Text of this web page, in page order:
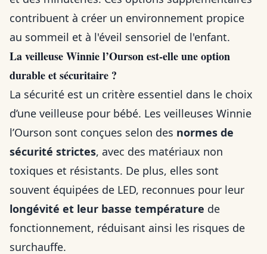
contribuent à créer un environnement propice
au sommeil et à l'éveil sensoriel de l'enfant.
La veilleuse Winnie l’Ourson est-elle une option
durable et sécuritaire ?
La sécurité est un critère essentiel dans le choix
d’une veilleuse pour bébé. Les veilleuses Winnie
l’Ourson sont conçues selon des normes de
sécurité strictes, avec des matériaux non
toxiques et résistants. De plus, elles sont
souvent équipées de LED, reconnues pour leur
longévité et leur basse température de
fonctionnement, réduisant ainsi les risques de
surchauffe.